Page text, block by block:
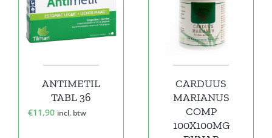
ANTIMETIL
TABL 36
€11,90 incl. btw
CARDUUS
MARIANUS
COMP
100X100MG